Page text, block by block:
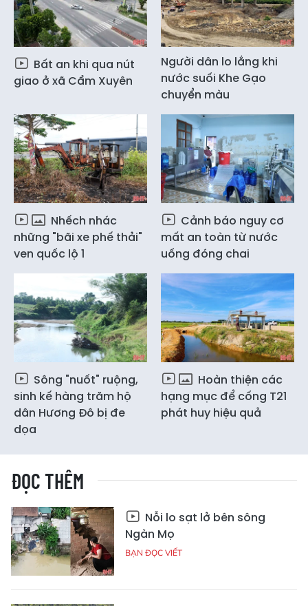
Bất an khi qua nút
giao ở xã Cẩm Xuyên
Người dân lo lắng khi
nước suối Khe Gạo
chuyển màu
Nhếch nhác
những "bãi xe phế thải"
ven quốc lộ 1
Cảnh báo nguy cơ
mất an toàn từ nước
uống đóng chai
Sông "nuốt" ruộng,
sinh kế hàng trăm hộ
dân Hương Đô bị đe
dọa
Hoàn thiện các
hạng mục để cống T21
phát huy hiệu quả
ĐỌC THÊM
Nỗi lo sạt lở bên sông
Ngàn Mọ
BẠN ĐỌC VIẾT